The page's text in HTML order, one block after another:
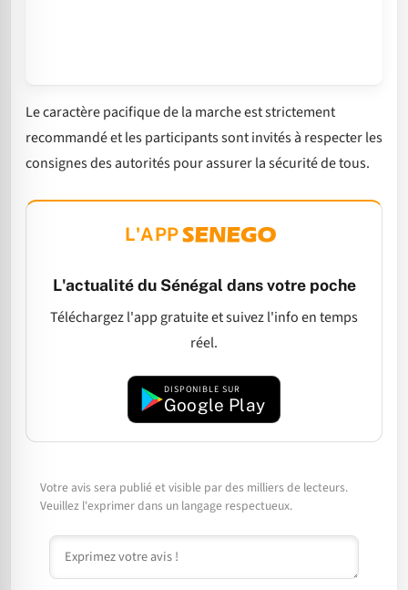
Le caractère pacifique de la marche est strictement
recommandé et les participants sont invités à respecter les
consignes des autorités pour assurer la sécurité de tous.
L'APP
L'actualité du Sénégal dans votre poche
Téléchargez l'app gratuite et suivez l'info en temps
réel.
DISPONIBLE SUR
Google Play
Votre avis sera publié et visible par des milliers de lecteurs.
Veuillez l'exprimer dans un langage respectueux.
Commentaire